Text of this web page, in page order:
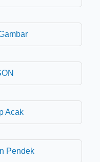
Acak
Pendek